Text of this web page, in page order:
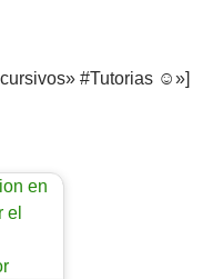
#Tutorias ☺»]